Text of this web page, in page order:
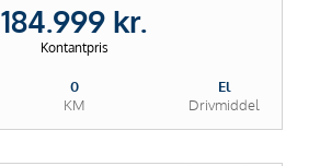
184.999 kr.
Kontantpris
0
KM
El
Drivmiddel